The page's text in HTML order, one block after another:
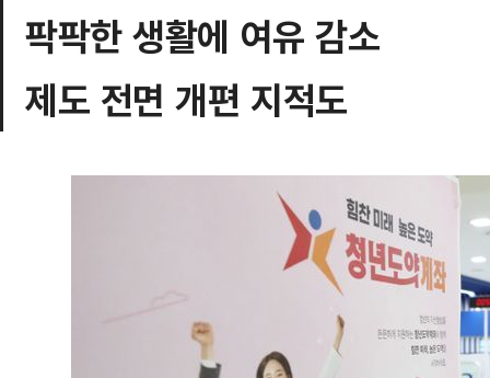
팍팍한 생활에 여유 감소
제도 전면 개편 지적도